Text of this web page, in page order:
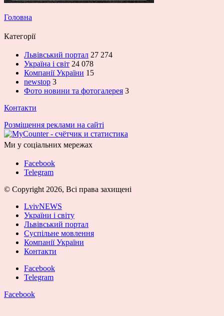
Головна
Категорії
Львівський портал 27 274
Україна і світ 24 078
Компанії України 15
newstop 3
Фото новини та фотогалерея 3
Контакти
Розміщення реклами на сайті
Ми у соціальних мережах
Facebook
Telegram
© Copyright 2026, Всі права захищені
LvivNEWS
України і світу
Львівський портал
Суспільне мовлення
Компанії України
Контакти
Facebook
Telegram
Facebook